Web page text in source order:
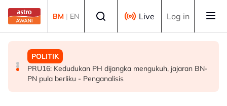
Skip to main content
BM | EN Live Log in
POLITIK
[TERKINI] 10 ADUN BN-PN dilantik Exco, terajui
pentadbiran Negeri Sembilan
MALAYSIA
MAG wajibkan saringan dadah 1,260 juruterbang
Malaysia Airlines
POLITIK
PRU16: Kedudukan PH dijangka mengukuh, jajaran BN-
PN pula berliku - Penganalisis